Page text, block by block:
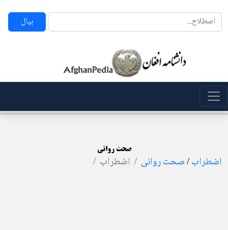
بپال
صحت روانی
اضطراب/صحت روانی اضطراب